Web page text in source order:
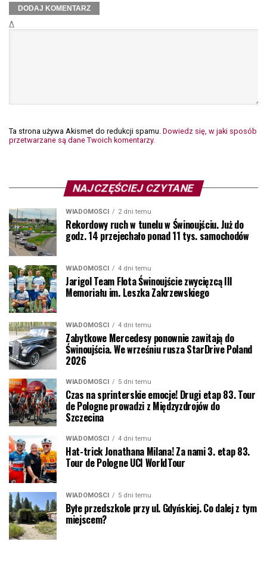
Δ
Ta strona używa Akismet do redukcji spamu. Dowiedz się, w jaki sposób
przetwarzane są dane Twoich komentarzy.
NAJCZĘŚCIEJ CZYTANE
WIADOMOŚCI 2 dni temu
Rekordowy ruch w tunelu w Świnoujściu. Już do
godz. 14 przejechało ponad 11 tys. samochodów
WIADOMOŚCI 4 dni temu
Jarigol Team Flota Świnoujście zwycięzcą III
Memoriału im. Leszka Zakrzewskiego
WIADOMOŚCI 4 dni temu
Zabytkowe Mercedesy ponownie zawitają do
Świnoujścia. We wrześniu rusza StarDrive Poland
2026
WIADOMOŚCI 5 dni temu
Czas na sprinterskie emocje! Drugi etap 83. Tour
de Pologne prowadzi z Międzyzdrojów do
Szczecina
WIADOMOŚCI 4 dni temu
Hat-trick Jonathana Milana! Za nami 3. etap 83.
Tour de Pologne UCI WorldTour
WIADOMOŚCI 5 dni temu
Byłe przedszkole przy ul. Gdyńskiej. Co dalej z tym
miejscem?